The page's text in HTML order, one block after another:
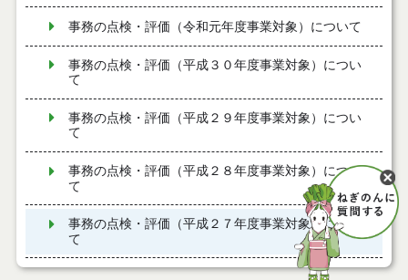
事務の点検・評価（令和元年度事業対象）について
事務の点検・評価（平成３０年度事業対象）につい
て
事務の点検・評価（平成２９年度事業対象）につい
て
事務の点検・評価（平成２８年度事業対象）につい
て
事務の点検・評価（平成２７年度事業対象）につい
て
事務の点検・評価（平成２６年度事業対象）につい